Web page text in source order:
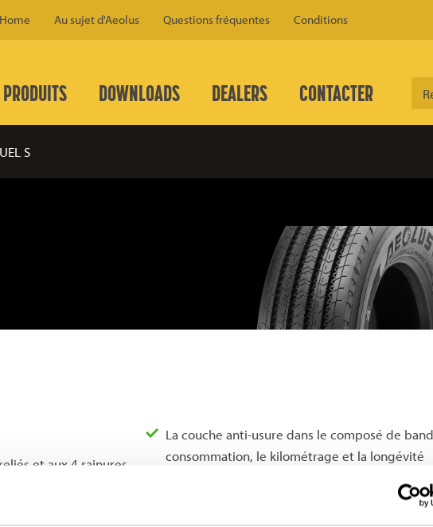
PRODUITS DOWNLOADS DEALERS CONTACTER
Home Au sujet d'Aeolus Questions fréquentes Conditions
S
et aux 4 rainures
spécifique
La couche anti-usure dans le composé de
consommation, le kilométrage et la longévité
La structure entièrement multicouche